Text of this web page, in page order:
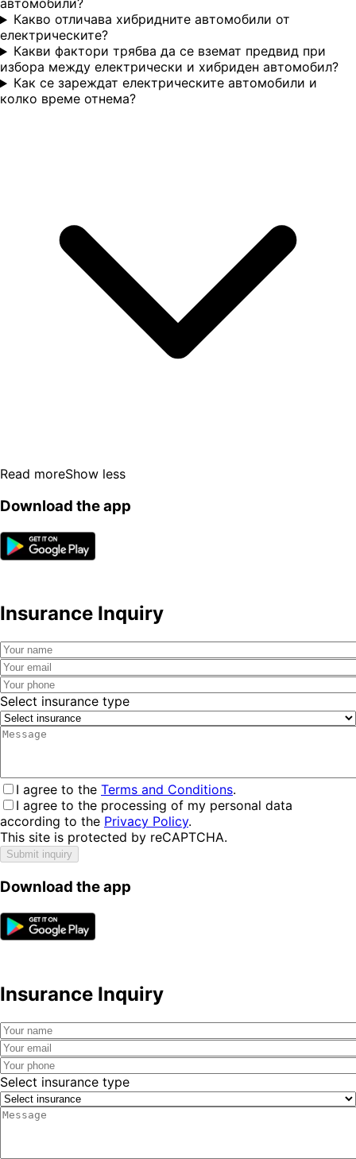
автомобили?
Какво отличава хибридните автомобили от
електрическите?
Какви фактори трябва да се вземат предвид при
избора между електрически и хибриден автомобил?
Как се зареждат електрическите автомобили и
колко време отнема?
Read moreShow less
Download the app
Insurance Inquiry
Select insurance type
I agree to the Terms and Conditions.
I agree to the processing of my personal data
according to the Privacy Policy.
This site is protected by reCAPTCHA.
Submit inquiry
Download the app
Insurance Inquiry
Select insurance type